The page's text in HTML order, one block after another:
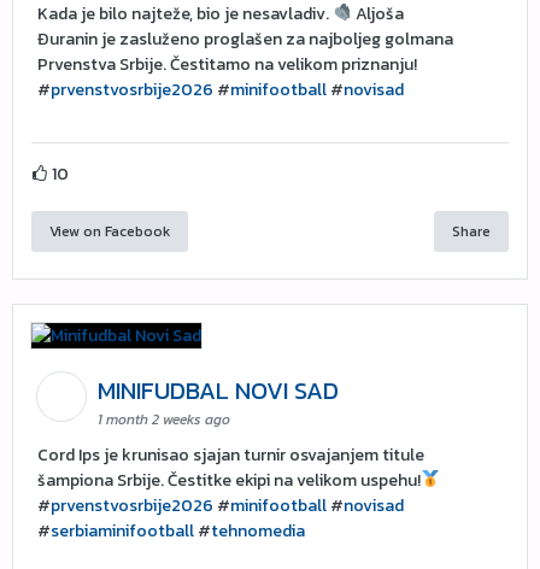
Kada je bilo najteže, bio je nesavladiv.
Aljoša
Đuranin je zasluženo proglašen za najboljeg golmana
Prvenstva Srbije. Čestitamo na velikom priznanju!
#prvenstvosrbije2026 #minifootball#novisad
10
View on Facebook Share
MINIFUDBAL NOVI SAD
1 month 2 weeks ago
Cord Ips je krunisao sjajan turnir osvajanjem titule
šampiona Srbije. Čestitke ekipi na velikom uspehu!
#prvenstvosrbije2026 #minifootball#novisad
#serbiaminifootball#tehnomedia